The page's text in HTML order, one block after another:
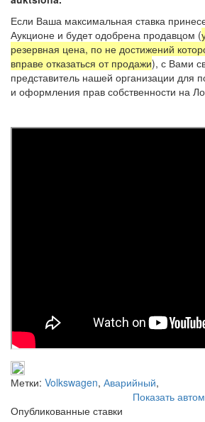
Если Ваша максимальная ставка
Аукционе и будет одобрена продавцом (
резервная цена, по не достижений
вправе отказаться от продажи), с Вами
представитель нашей организации для
и оформления прав собственности на
Метки: Volkswagen, Аварийный,
Показать
Опубликованные ставки